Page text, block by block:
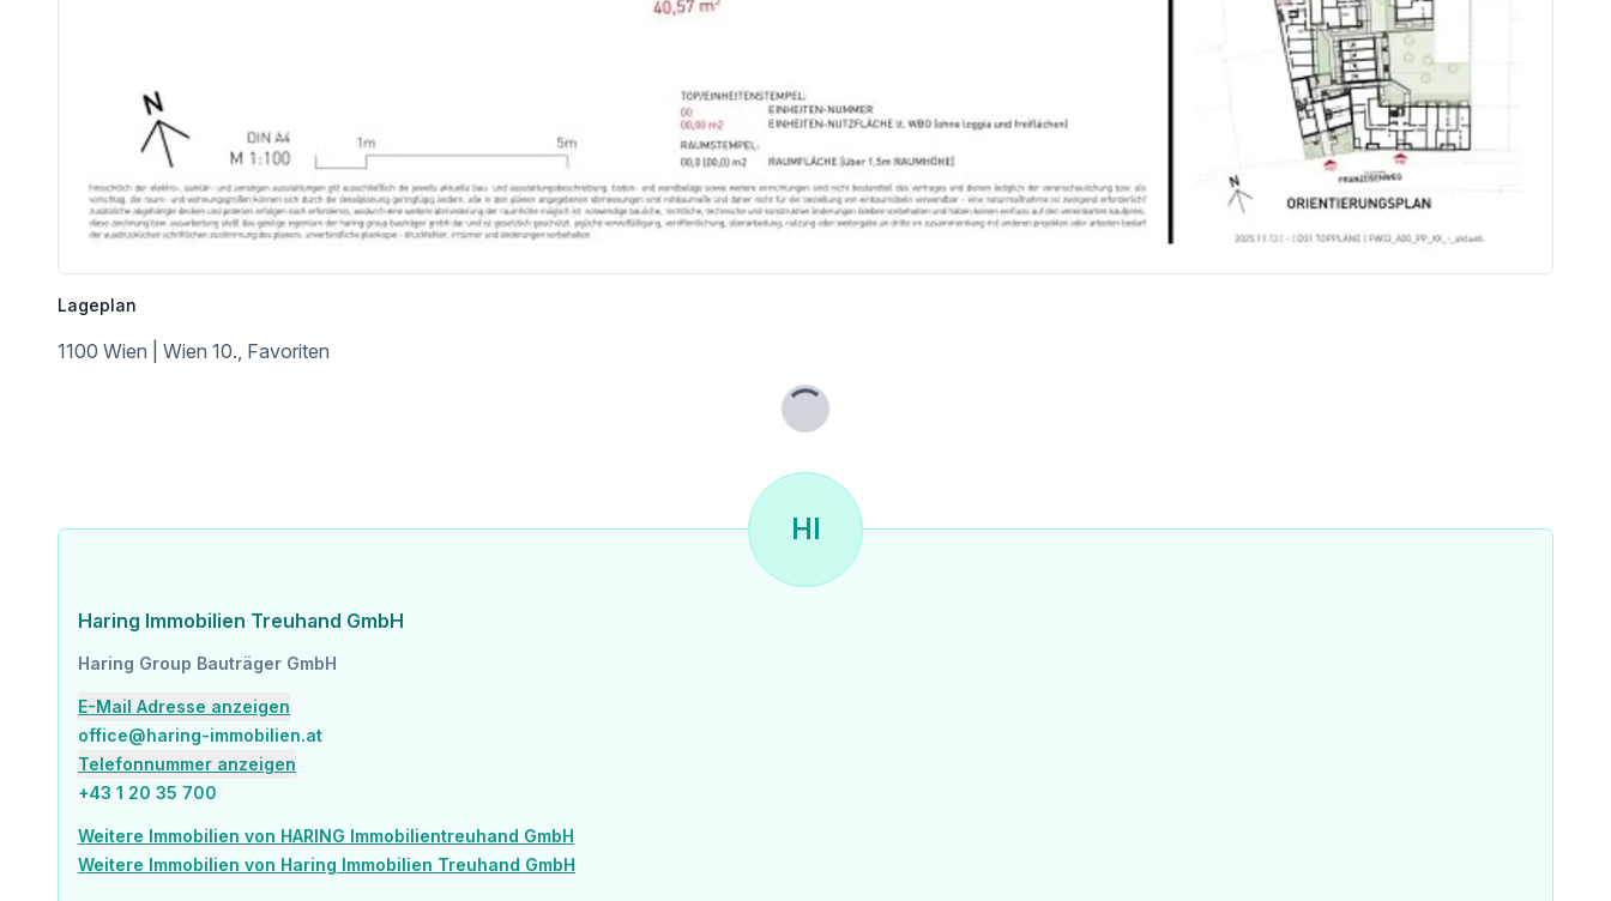
U-Bahn <650m
Straßenbahn <2.525m
Bahnhof <625m
Autobahnanschluss <1.425m
Angaben Entfernung Luftlinie / Quelle: OpenStreetMap
Lageplan
1100 Wien | Wien 10., Favoriten
Lade...
HI
Haring Immobilien Treuhand GmbH
Haring Group Bauträger GmbH
E-Mail Adresse anzeigen
office@haring-immobilien.at
Telefonnummer anzeigen
+43 1 20 35 700
Weitere Immobilien von HARING Immobilientreuhand GmbH
Weitere Immobilien von Haring Immobilien Treuhand GmbH